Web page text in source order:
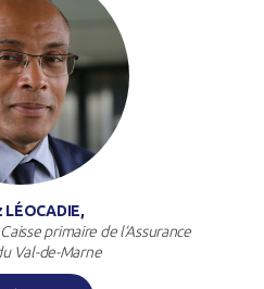
LÉOCADIE,
primaire de l’Assurance
Val-de-Marne